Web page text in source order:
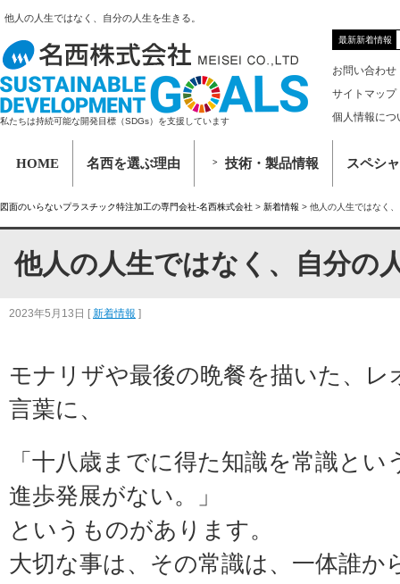
他人の人生ではなく、自分の人生を生きる。
私たちは持続可能な開発目標（SDGs）を支援しています
最新新着情報
お問い合わせ
サイトマップ
個人情報につ
HOME 名西を選ぶ理由 技術・製品情報 スペシ
図面のいらないプラスチック特注加工の専門会社-名西株式会社 > 新着情報 > 他人の人生ではなく
他人の人生ではなく、自分の
2023年5月13日 [ 新着情報 ]
モナリザや最後の晩餐を描いた、
言葉に、
「十八歳までに得た知識を常識と
進歩発展がない。」
というものがあります。
大切な事は、その常識は、一体誰か